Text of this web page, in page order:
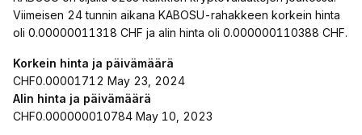
Viimeisen 24 tunnin aikana KABOSU-rahakkeen korkein hinta
oli 0.00000011318 CHF ja alin hinta oli 0.000000110388 CHF.
Korkein hinta ja päivämäärä
CHF0.00001712 May 23, 2024
Alin hinta ja päivämäärä
CHF0.000000010784 May 10, 2023